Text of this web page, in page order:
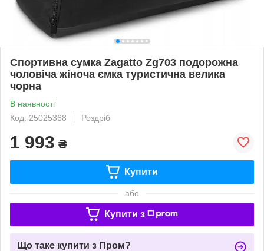
Спортивна сумка Zagatto Zg703 подорожна
чоловіча жіноча ємка туристична велика
чорна
В наявності
Код: 25025368
Роздріб
1 993 ₴
Купити
або
Купити з
Що таке купити з Пром?